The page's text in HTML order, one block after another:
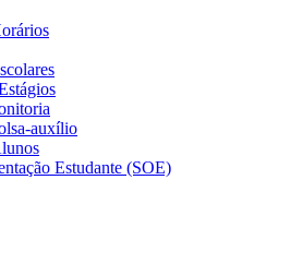
auxílio
Estudante (SOE)